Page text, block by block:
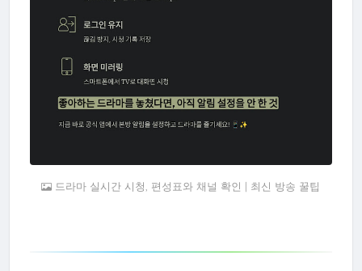
드라마 실시간 시청, 편성표와 채널 확인 | 최신 방송 꿀팁